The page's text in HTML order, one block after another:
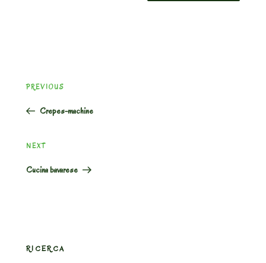
navigation
Previous
PREVIOUS
Crepes-machine
Next
NEXT
Cucina bavarese
RICERCA